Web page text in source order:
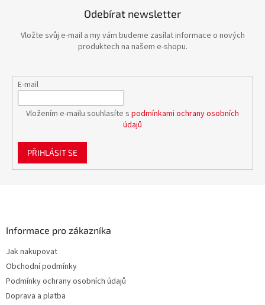
Odebírat newsletter
Vložte svůj e-mail a my vám budeme zasílat informace o nových
produktech na našem e-shopu.
E-mail
Vložením e-mailu souhlasíte s podmínkami ochrany osobních
údajů
PŘIHLÁSIT SE
Informace pro zákazníka
Jak nakupovat
Obchodní podmínky
Podmínky ochrany osobních údajů
Doprava a platba